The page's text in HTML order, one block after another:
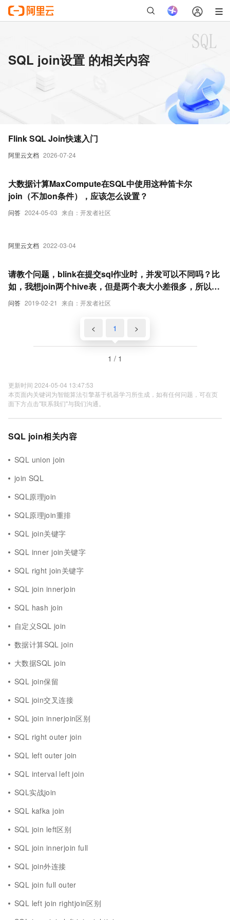
SQL join设置 的相关内容
阿里云文档 2026-07-24
Flink SQL Join快速入门
问答 2024-05-03 来自：开发者社区
大数据计算MaxCompute在SQL中使用这种笛卡尔
join（不加on条件），应该怎么设置？
阿里云文档 2022-03-04
问答 2019-02-21 来自：开发者社区
请教个问题，blink在提交sql作业时，并发可以不同吗？比
如，我想join两个hive表，但是两个表大小差很多，所以一
个表的并发需要大一些，另外一个表的并发需要小一些，但
的并发。有没有什么办法可以调的啊
< 1 >
1 / 1
更新时间 2024-05-04 13:47:53
本页面内关键词为智能算法引擎基于机器学习所生成，如有任何问题，可在页
面下方点击"联系我们"与我们沟通。
SQL join相关内容
SQL union join
join SQL
SQL原理join
SQL原理join重排
SQL join关键字
SQL inner join关键字
SQL right join关键字
SQL join innerjoin
SQL hash join
自定义SQL join
数据计算SQL join
大数据SQL join
SQL join保留
SQL join交叉连接
SQL join innerjoin区别
SQL right outer join
SQL left outer join
SQL interval left join
SQL实战join
SQL kafka join
SQL join left区别
SQL join innerjoin full
SQL join外连接
SQL join full outer
SQL left join rightjoin区别